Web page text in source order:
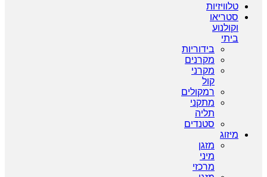
טלוויזיות
סטריאו
וקולנוע
ביתי
בידוריות
מקרנים
מקרני
קול
רמקולים
מתקני
תליה
סטנדים
מיזוג
מזגן
מיני
מרכזי